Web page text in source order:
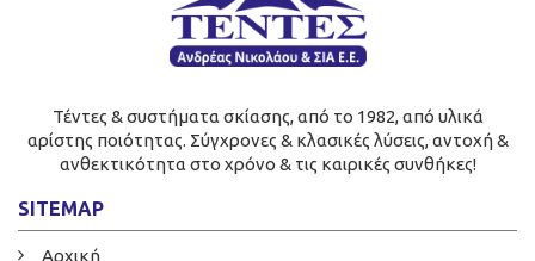
Τέντες & συστήματα σκίασης, από το 1982, από υλικά
αρίστης ποιότητας. Σύγχρονες & κλασικές λύσεις, αντοχή &
ανθεκτικότητα στο χρόνο & τις καιρικές συνθήκες!
SITEMAP
Αρχική